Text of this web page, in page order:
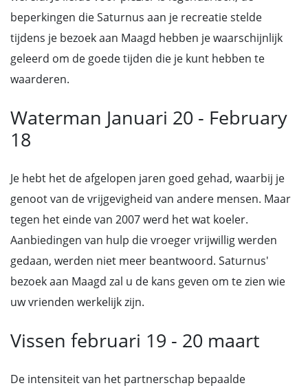
beperkingen die Saturnus aan je recreatie stelde
tijdens je bezoek aan Maagd hebben je waarschijnlijk
geleerd om de goede tijden die je kunt hebben te
waarderen.
Waterman Januari 20 - February
18
Je hebt het de afgelopen jaren goed gehad, waarbij je
genoot van de vrijgevigheid van andere mensen. Maar
tegen het einde van 2007 werd het wat koeler.
Aanbiedingen van hulp die vroeger vrijwillig werden
gedaan, werden niet meer beantwoord. Saturnus'
bezoek aan Maagd zal u de kans geven om te zien wie
uw vrienden werkelijk zijn.
Vissen februari 19 - 20 maart
De intensiteit van het partnerschap bepaalde